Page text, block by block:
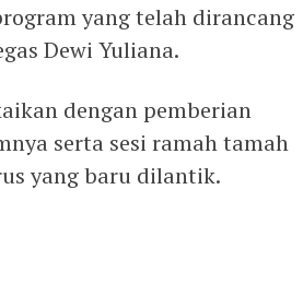
yang telah dirancang
Dewi Yuliana.
dengan pemberian
serta sesi ramah tamah
yang baru dilantik.